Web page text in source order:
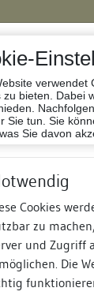
verwendet
zu bieten. Dabei
Sie tun. Sie
Sie davon
Cookies
zu
und Zugriff
Die